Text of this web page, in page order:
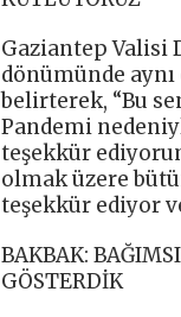
Gaziantep Valisi
dönümünde
belirterek, “Bu
Pandemi
teşekkür
olmak üzere
teşekkür ediyor
BAKBAK:
GÖSTERDİK